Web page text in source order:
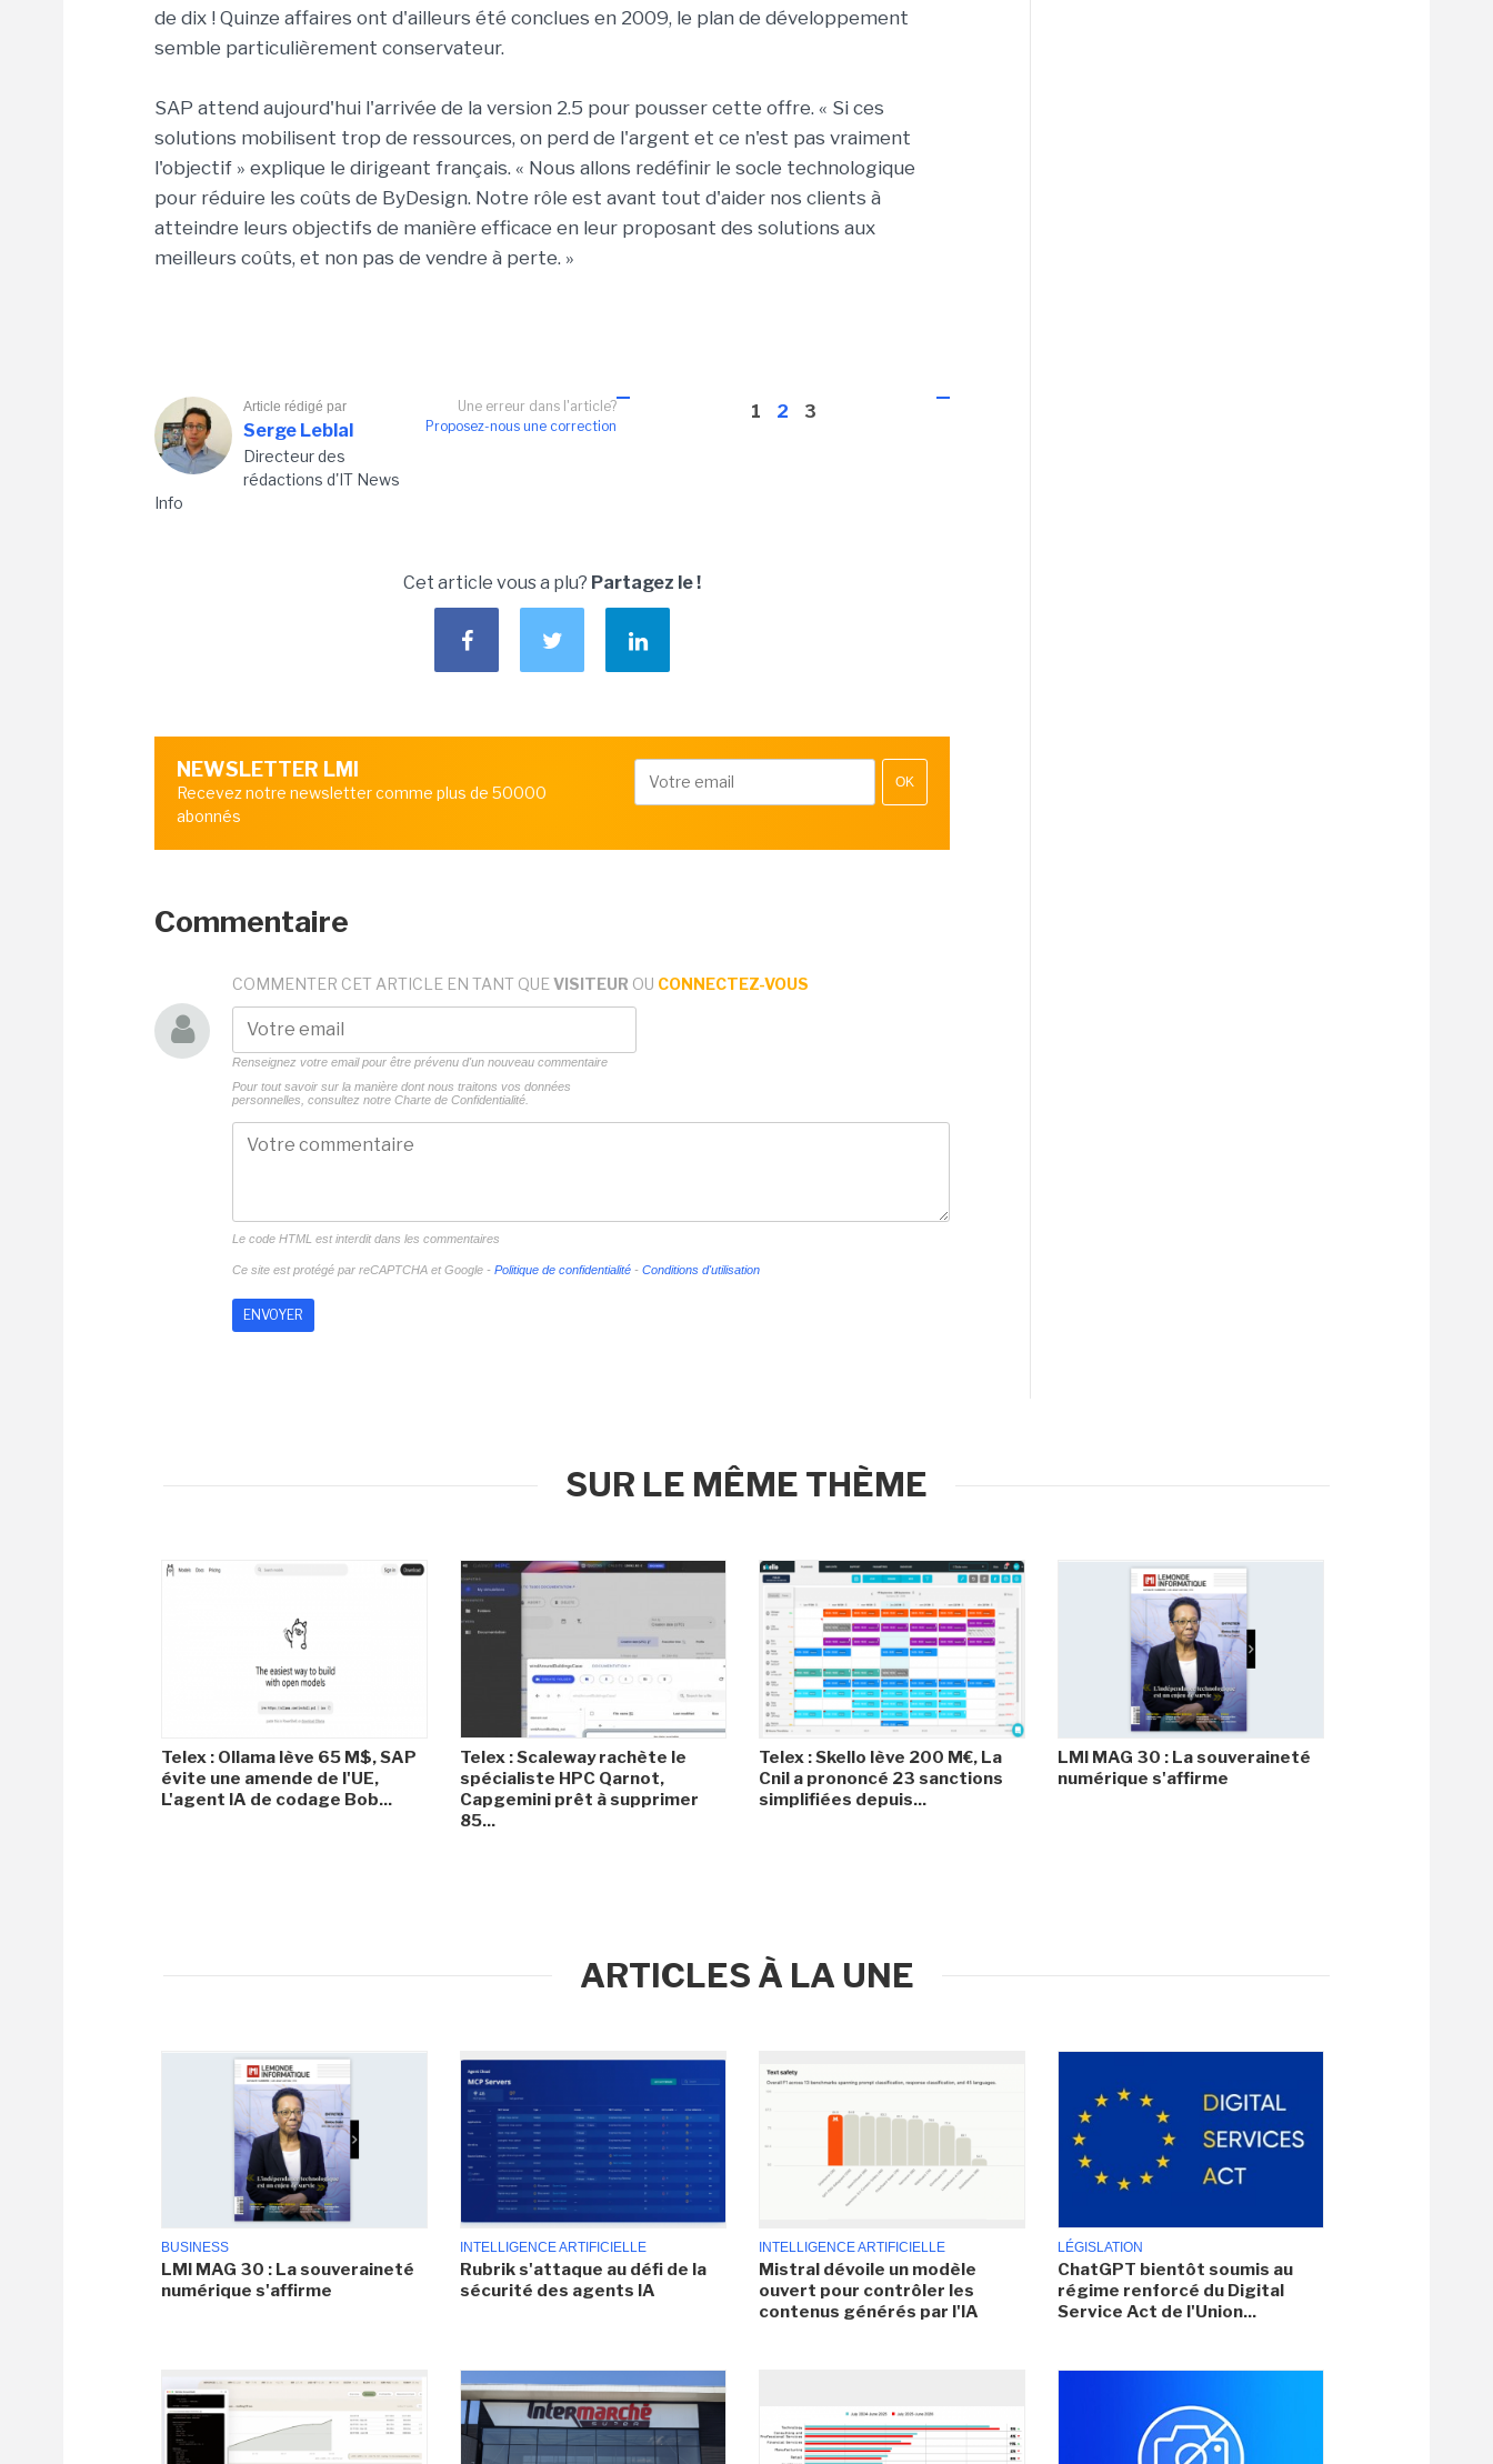
de dix ! Quinze affaires ont d'ailleurs été conclues en 2009, le plan de développement
semble particulièrement conservateur.
SAP attend aujourd'hui l'arrivée de la version 2.5 pour pousser cette offre. « Si ces
solutions mobilisent trop de ressources, on perd de l'argent et ce n'est pas vraiment
l'objectif » explique le dirigeant français. « Nous allons redéfinir le socle technologique
pour réduire les coûts de ByDesign. Notre rôle est avant tout d'aider nos clients à
atteindre leurs objectifs de manière efficace en leur proposant des solutions aux
meilleurs coûts, et non pas de vendre à perte. »
1 2 3
Une erreur dans l'article?
Proposez-nous une correction
Article rédigé par
Serge Leblal
Directeur des
rédactions d'IT News
Info
Cet article vous a plu? Partagez le !
NEWSLETTER LMI
Recevez notre newsletter comme plus de 50000
abonnés
OK
Commentaire
COMMENTER CET ARTICLE EN TANT QUE VISITEUR OU CONNECTEZ-VOUS
Renseignez votre email pour être prévenu d'un nouveau commentaire
Pour tout savoir sur la manière dont nous traitons vos données
personnelles, consultez notre Charte de Confidentialité.
Le code HTML est interdit dans les commentaires
Ce site est protégé par reCAPTCHA et Google - Politique de confidentialité - Conditions d'utilisation
SUR LE MÊME THÈME
Telex : Ollama lève 65 M$, SAP
évite une amende de l'UE,
L'agent IA de codage Bob...
Telex : Scaleway rachète le
spécialiste HPC Qarnot,
Capgemini prêt à supprimer
85...
Telex : Skello lève 200 M€, La
Cnil a prononcé 23 sanctions
simplifiées depuis...
LMI MAG 30 : La souveraineté
numérique s'affirme
ARTICLES À LA UNE
BUSINESS
LMI MAG 30 : La souveraineté
numérique s'affirme
INTELLIGENCE ARTIFICIELLE
Rubrik s'attaque au défi de la
sécurité des agents IA
INTELLIGENCE ARTIFICIELLE
Mistral dévoile un modèle
ouvert pour contrôler les
contenus générés par l'IA
LÉGISLATION
ChatGPT bientôt soumis au
régime renforcé du Digital
Service Act de l'Union...